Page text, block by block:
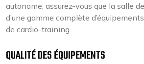
autonome, assurez-vous que la salle
d’une gamme complète
de cardio-training.
QUALITÉ DES ÉQUIPEMENTS